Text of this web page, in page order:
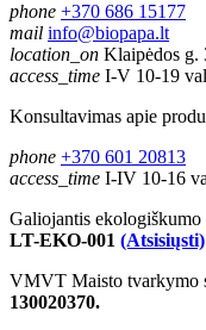
phone +370 686 15177
mail info@biopapa.lt
location_on Klaipėdos g.
access_time I-V 10-19
Konsultavimas apie
phone +370 601 20813
access_time I-IV 10-16
Galiojantis ekologiškumo
LT-EKO-001 (Atsisiųsti)
VMVT Maisto tvarkymo
130020370.